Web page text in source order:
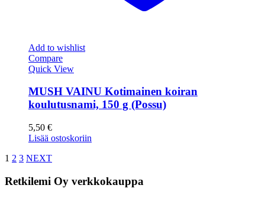
Add to wishlist
Compare
Quick View
MUSH VAINU Kotimainen koiran
koulutusnami, 150 g (Possu)
5,50 €
Lisää ostoskoriin
1 2 3 NEXT
Retkilemi Oy verkkokauppa